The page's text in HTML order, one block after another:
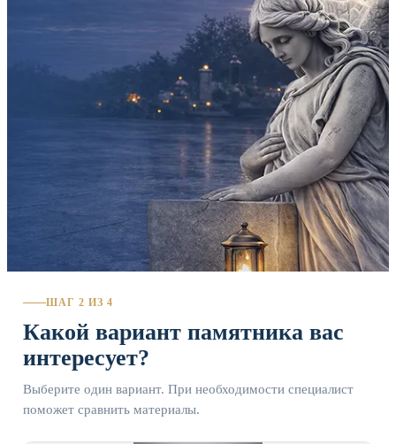
ШАГ 2 ИЗ 4
Какой вариант памятника вас
интересует?
Выберите один вариант. При необходимости специалист
поможет сравнить материалы.